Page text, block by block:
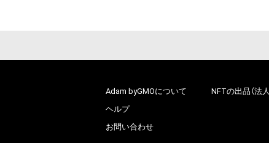
Adam byGMOについて
ヘルプ
お問い合わせ
NFTの出品（法人